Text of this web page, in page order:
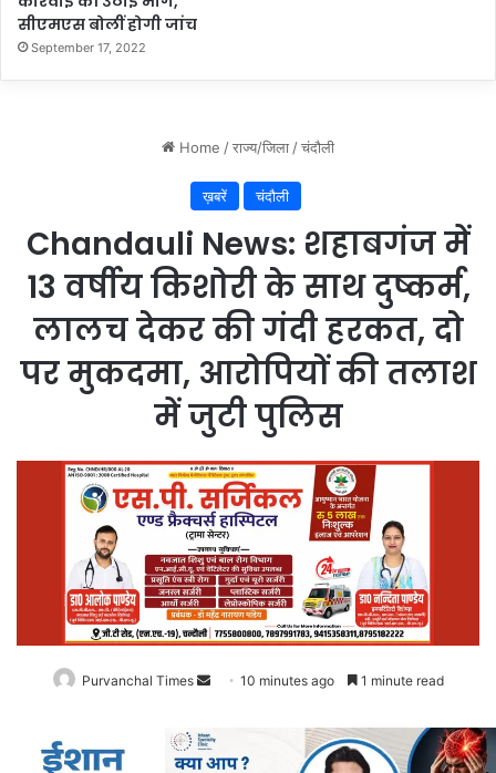
सीएमएस बोलीं होगी जांच
September 17, 2022